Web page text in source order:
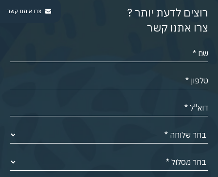
צרו איתנו קשר
רוצים לדעת יותר ?
צרו אתנו קשר